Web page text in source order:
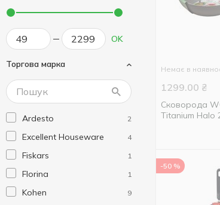
OK
Торгова марка
Ardesto 2
Excellent Houseware 4
Fiskars 1
Florina 1
Kohen 9
Немає в
1299.00 ₴
Сковорода
Titanium Halo
-50 %